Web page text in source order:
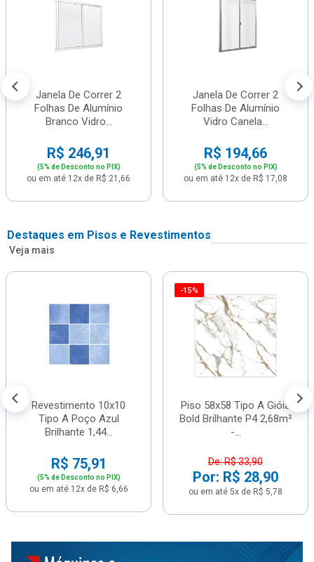
Janela De Correr 2
Folhas De Alumínio
Branco Vidro...
R$ 246,91
(5% de Desconto no PIX)
ou em até 12x de R$ 21,66
Janela De Correr 2
Folhas De Alumínio
Vidro Canela...
R$ 194,66
(5% de Desconto no PIX)
ou em até 12x de R$ 17,08
Destaques em Pisos e Revestimentos
Veja mais
Revestimento 10x10
Tipo A Poço Azul
Brilhante 1,44...
R$ 75,91
(5% de Desconto no PIX)
ou em até 12x de R$ 6,66
-15%
Piso 58x58 Tipo A Gióia
Bold Brilhante P4 2,68m²
-...
De: R$ 33,90
Por: R$ 28,90
ou em até 5x de R$ 5,78